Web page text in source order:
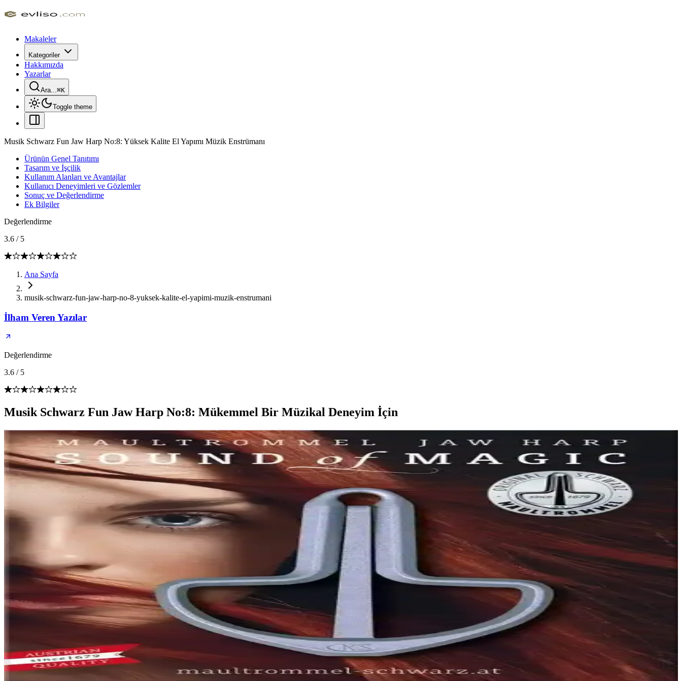
Makaleler
Kategoriler
Hakkımızda
Yazarlar
Ara...⌘K
Toggle theme
Musik Schwarz Fun Jaw Harp No:8: Yüksek Kalite El Yapımı Müzik Enstrümanı
Ürünün Genel Tanıtımı
Tasarım ve İşçilik
Kullanım Alanları ve Avantajlar
Kullanıcı Deneyimleri ve Gözlemler
Sonuç ve Değerlendirme
Ek Bilgiler
Değerlendirme
3.6 / 5
Ana Sayfa
musik-schwarz-fun-jaw-harp-no-8-yuksek-kalite-el-yapimi-muzik-enstrumani
İlham Veren Yazılar
Değerlendirme
3.6 / 5
Musik Schwarz Fun Jaw Harp No:8: Mükemmel Bir Müzikal Deneyim İçin